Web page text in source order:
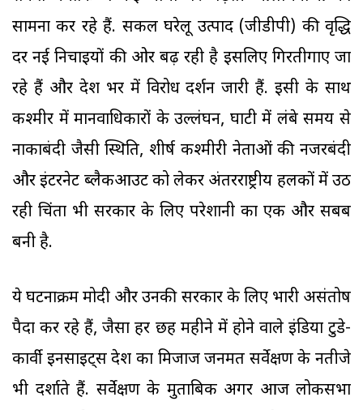
सामना कर रहे हैं. सकल घरेलू उत्पाद (जीडीपी) की वृद्धि
दर नई निचाइयों की ओर बढ़ रही है इसलिए गिरतीगाए जा
रहे हैं और देश भर में विरोध प्रदर्शन जारी हैं. इसी के साथ
कश्मीर में मानवाधिकारों के उल्लंघन, घाटी में लंबे समय से
नाकाबंदी जैसी स्थिति, शीर्ष कश्मीरी नेताओं की नजरबंदी
और इंटरनेट ब्लैकआउट को लेकर अंतरराष्ट्रीय हलकों में उठ
रही चिंता भी सरकार के लिए परेशानी का एक और सबब
बनी है.
ये घटनाक्रम मोदी और उनकी सरकार के लिए भारी असंतोष
पैदा कर रहे हैं, जैसा हर छह महीने में होने वाले इंडिया टुडे-
कार्वी इनसाइट्स देश का मिजाज जनमत सर्वेक्षण के नतीजे
भी दर्शाते हैं. सर्वेक्षण के मुताबिक अगर आज लोकसभा